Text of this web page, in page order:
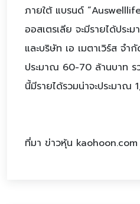
ภายใต้ แบรนด์
ออสเตรเลีย จะมีรายได้ปร
และบริษัท เอ เมตาเวิร์ส จำ
ประมาณ 60-70 ล้านบาท
นี้มีรายได้รวมน่าจะประมาณ
ที่มา ข่าวหุ้น